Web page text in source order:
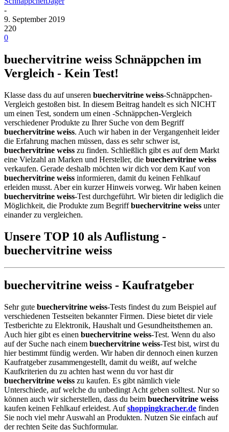
-
9. September 2019
220
0
buechervitrine weiss Schnäppchen im
Vergleich - Kein Test!
Klasse dass du auf unseren buechervitrine weiss-Schnäppchen-
Vergleich gestoßen bist. In diesem Beitrag handelt es sich NICHT
um einen Test, sondern um einen -Schnäppchen-Vergleich
verschiedener Produkte zu Ihrer Suche von dem Begriff
buechervitrine weiss. Auch wir haben in der Vergangenheit leider
die Erfahrung machen müssen, dass es sehr schwer ist,
buechervitrine weiss zu finden. Schließlich gibt es auf dem Markt
eine Vielzahl an Marken und Hersteller, die buechervitrine weiss
verkaufen. Gerade deshalb möchten wir dich vor dem Kauf von
buechervitrine weiss informieren, damit du keinen Fehlkauf
erleiden musst. Aber ein kurzer Hinweis vorweg. Wir haben keinen
buechervitrine weiss-Test durchgeführt. Wir bieten dir lediglich die
Möglichkeit, die Produkte zum Begriffbuechervitrine weiss unter
einander zu vergleichen.
Unsere TOP 10 als Auflistung -
buechervitrine weiss
buechervitrine weiss - Kaufratgeber
Sehr gute buechervitrine weiss-Tests findest du zum Beispiel auf
verschiedenen Testseiten bekannter Firmen. Diese bietet dir viele
Testberichte zu Elektronik, Haushalt und Gesundheitsthemen an.
Auch hier gibt es einen buechervitrine weiss-Test. Wenn du also
auf der Suche nach einem buechervitrine weiss-Test bist, wirst du
hier bestimmt fündig werden. Wir haben dir dennoch einen kurzen
Kaufratgeber zusammengestellt, damit du weißt, auf welche
Kaufkriterien du zu achten hast wenn du vor hast dir
buechervitrine weiss zu kaufen. Es gibt nämlich viele
Unterschiede, auf welche du unbedingt Acht geben solltest. Nur so
können auch wir sicherstellen, dass du beim buechervitrine weiss
kaufen keinen Fehlkauf erleidest. Aufshoppingkracher.de finden
Sie noch viel mehr Auswahl an Produkten. Nutzen Sie einfach auf
der rechten Seite das Suchformular.